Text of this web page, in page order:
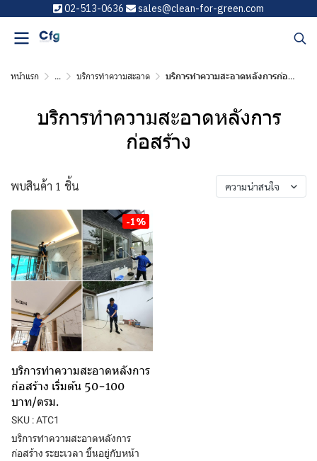
02-513-0636 sales@clean-for-green.com
หน้าแรก ... บริการทำความสะอาด บริการทำความสะอาดหลังการก่อสร้าง
บริการทำความสะอาดหลังการ
ก่อสร้าง
พบสินค้า 1 ชิ้น ความน่าสนใจ
-1%
บริการทำความสะอาดหลังการ
ก่อสร้าง เริ่มต้น 50-100
บาท/ตรม.
SKU : ATC1
บริการทำความสะอาดหลังการ
ก่อสร้าง ระยะเวลา ขึ้นอยู่กับหน้า